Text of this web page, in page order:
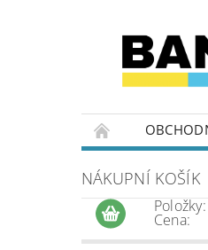
NÁKUPNÍ KOŠÍK
Položky:
Cena: